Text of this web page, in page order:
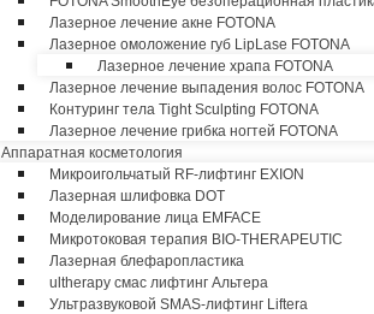
Лазерное лечение акне FOTONA
Лазерное омоложение губ LipLase FOTONA
Лазерное лечение храпа FOTONA
Лазерное лечение выпадения волос FOTONA
Контуринг тела Tight Sculpting FOTONA
Лазерное лечение грибка ногтей FOTONA
Аппаратная косметология
Микроигольчатый RF-лифтинг EXION
Лазерная шлифовка DOT
Моделирование лица EMFACE
Микротоковая терапия BIO-THERAPEUTIC
Лазерная блефаропластика
ultherapy смас лифтинг Альтера
Ультразвуковой SMAS-лифтинг Liftera